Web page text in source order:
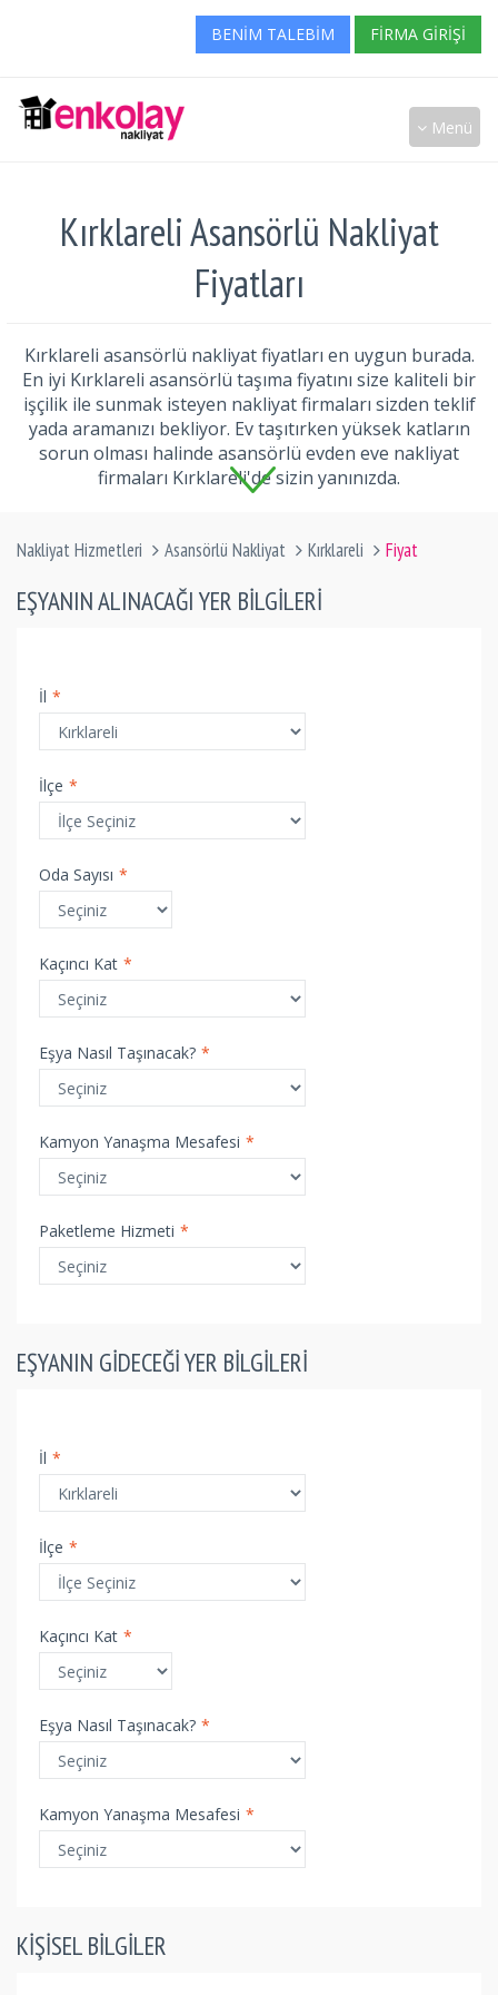
BENIM TALEBIM FIRMA GIRIŞI
Menü
Kırklareli Asansörlü Nakliyat
Fiyatları
Kırklareli asansörlü nakliyat fiyatları en uygun burada.
En iyi Kırklareli asansörlü taşıma fiyatını size kaliteli bir
işçilik ile sunmak isteyen nakliyat firmaları sizden teklif
yada aramanızı bekliyor. Ev taşıtırken yüksek katların
sorun olması halinde asansörlü evden eve nakliyat
firmaları Kırklareli'de sizin yanınızda.
Nakliyat Hizmetleri Asansörlü Nakliyat Kırklareli Fiyat
EŞYANIN ALINACAĞI YER BILGILERI
İl *
İlçe *
Oda Sayısı *
Kaçıncı Kat *
Eşya Nasıl Taşınacak? *
Kamyon Yanaşma Mesafesi *
Paketleme Hizmeti *
EŞYANIN GIDECEĞI YER BILGILERI
İl *
İlçe *
Kaçıncı Kat *
Eşya Nasıl Taşınacak? *
Kamyon Yanaşma Mesafesi *
KIŞISEL BILGILER